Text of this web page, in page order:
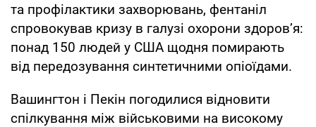
та профілактики захворювань, фентаніл
спровокував кризу в галузі охорони здоров’я:
понад 150 людей у США щодня помирають
від передозування синтетичними опіоїдами.
Вашингтон і Пекін погодилися відновити
спілкування між військовими на високому